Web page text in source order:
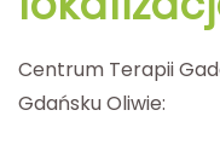
Centrum Terapii
Gdańsku Oliwie: